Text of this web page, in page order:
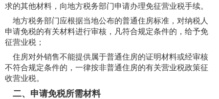
求的其他材料，向地方税务部门申请办理免征营业税手续。
地方税务部门应根据当地公布的普通住房标准，对纳税人
申请免税的有关材料进行审核，凡符合规定条件的，给予免
征营业税；
住房对外销售不能提供属于普通住房的证明材料或经审核
不符合规定条件的，一律按非普通住房的有关营业税政策征
收营业税。
二、申请免税所需材料